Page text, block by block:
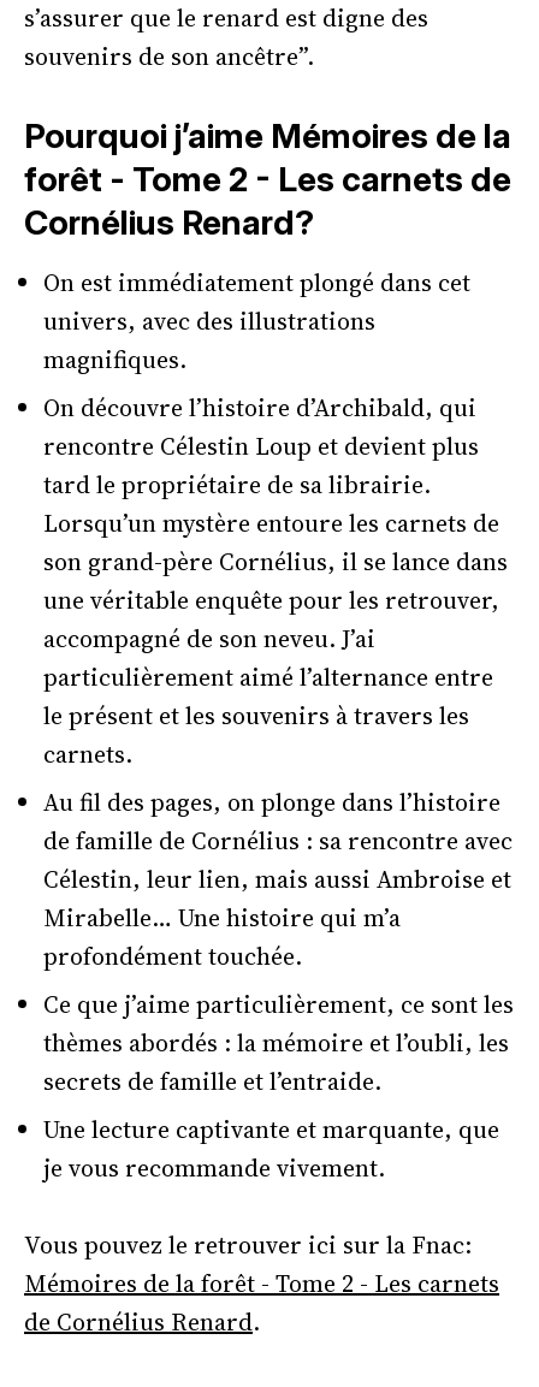
s’assurer que le renard est digne des
souvenirs de son ancêtre”.
Pourquoi j’aime Mémoires de la
forêt - Tome 2 - Les carnets de
Cornélius Renard?
On est immédiatement plongé dans cet
univers, avec des illustrations
magnifiques.
On découvre l’histoire d’Archibald, qui
rencontre Célestin Loup et devient plus
tard le propriétaire de sa librairie.
Lorsqu’un mystère entoure les carnets de
son grand-père Cornélius, il se lance dans
une véritable enquête pour les retrouver,
accompagné de son neveu. J’ai
particulièrement aimé l’alternance entre
le présent et les souvenirs à travers les
carnets.
Au fil des pages, on plonge dans l’histoire
de famille de Cornélius : sa rencontre avec
Célestin, leur lien, mais aussi Ambroise et
Mirabelle… Une histoire qui m’a
profondément touchée.
Ce que j’aime particulièrement, ce sont les
thèmes abordés : la mémoire et l’oubli, les
secrets de famille et l’entraide.
Une lecture captivante et marquante, que
je vous recommande vivement.
Vous pouvez le retrouver ici sur la Fnac:
Mémoires de la forêt - Tome 2 - Les carnets
de Cornélius Renard.